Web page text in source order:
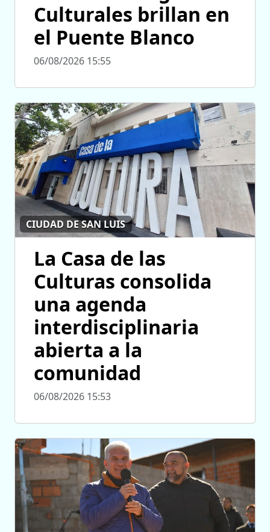
Culturales brillan en
el Puente Blanco
06/08/2026 15:55
CIUDAD DE SAN LUIS
La Casa de las
Culturas consolida
una agenda
interdisciplinaria
abierta a la
comunidad
06/08/2026 15:53